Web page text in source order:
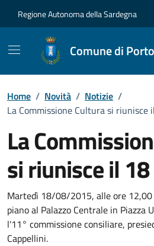
Regione Autonoma della Sardegna
Comune di
Home / Novità / Notizie /
La Commissione Cultura si riunisce
La
si riunisce il
Dettagli della
Martedì 18/08/2015, alle ore
piano al Palazzo Centrale in Piazza
l'11° commissione consiliare,
Cappellini.